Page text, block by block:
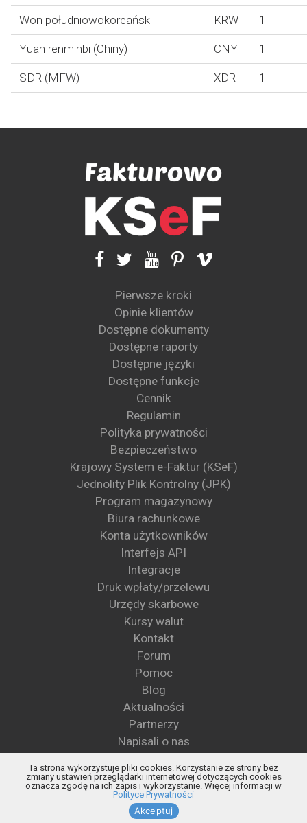
Won południowokoreański KRW 1
Yuan renminbi (Chiny) CNY 1
SDR (MFW) XDR 1
Pierwsze kroki
Opinie klientów
Dostępne dokumenty
Dostępne raporty
Dostępne języki
Dostępne funkcje
Cennik
Regulamin
Polityka prywatności
Bezpieczeństwo
Krajowy System e-Faktur (KSeF)
Jednolity Plik Kontrolny (JPK)
Program magazynowy
Biura rachunkowe
Konta użytkowników
Interfejs API
Integracje
Druk wpłaty/przelewu
Urzędy skarbowe
Kursy walut
Kontakt
Forum
Pomoc
Blog
Aktualności
Partnerzy
Napisali o nas
Blog KSeF
Status KSeF
Ta strona wykorzystuje pliki cookies. Korzystanie ze strony bez
zmiany ustawień przeglądarki internetowej dotyczących cookies
oznacza zgodę na ich zapis i wykorzystanie. Więcej informacji w
Polityce Prywatności
Akceptuj